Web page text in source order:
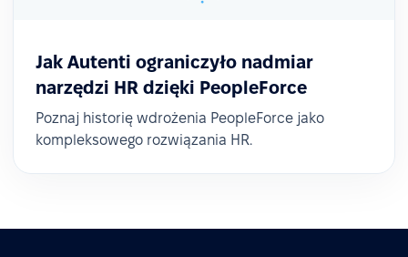
Jak Autenti ograniczyło nadmiar
narzędzi HR dzięki PeopleForce
Poznaj historię wdrożenia PeopleForce jako
kompleksowego rozwiązania HR.